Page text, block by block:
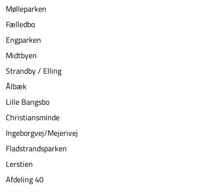
Mølleparken
Fælledbo
Engparken
Midtbyen
Strandby / Elling
Ålbæk
Lille Bangsbo
Christiansminde
Ingeborgvej/Mejerivej
Fladstrandsparken
Lerstien
Afdeling 40